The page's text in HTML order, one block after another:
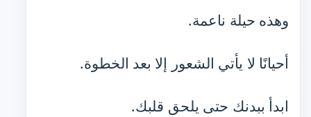
وهذه حيلة ناعمة.
أحيانًا لا يأتي الشعور إلا بعد الخطوة.
ابدأ ببدنك حتى يلحق قلبك.